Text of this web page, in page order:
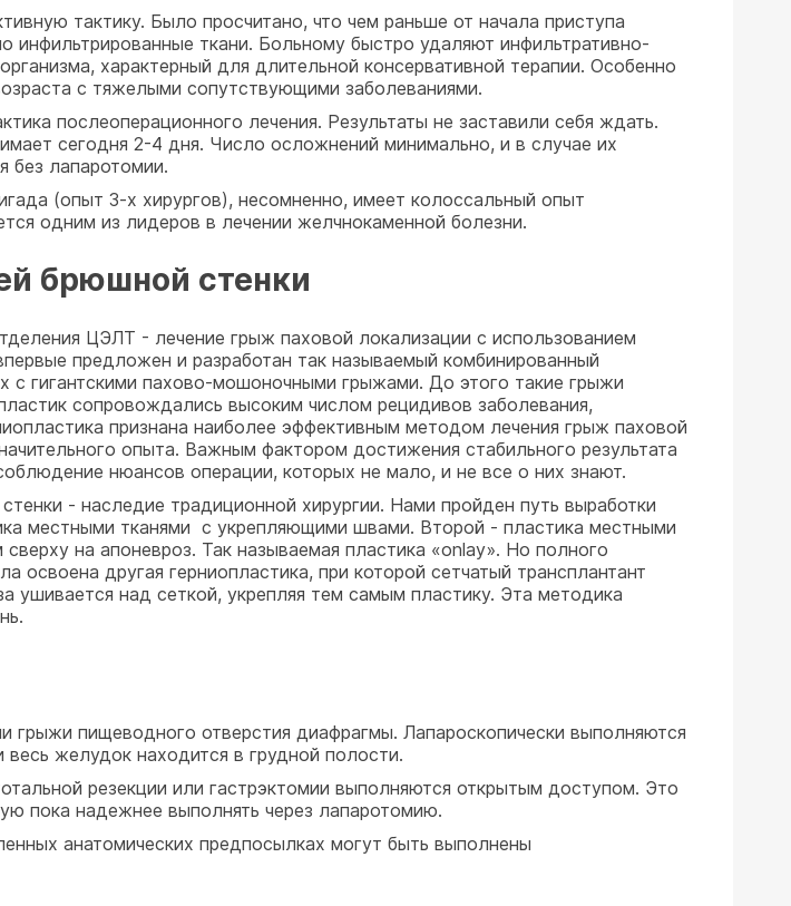
тактику. Было просчитано, что чем раньше от начала приступа
инфильтрированные ткани. Больному быстро удаляют инфильтративно-
характерный для длительной консервативной терапии. Особенно
с тяжелыми сопутствующими заболеваниями.
послеоперационного лечения. Результаты не заставили себя ждать.
сегодня 2-4 дня. Число осложнений минимально, и в случае их
без лапаротомии.
(опыт 3-х хирургов), несомненно, имеет колоссальный опыт
одним из лидеров в лечении желчнокаменной болезни.
брюшной стенки
ЦЭЛТ - лечение грыж паховой локализации с использованием
предложен и разработан так называемый комбинированный
с гигантскими пахово-мошоночными грыжами. До этого такие грыжи
сопровождались высоким числом рецидивов заболевания,
признана наиболее эффективным методом лечения грыж паховой
опыта. Важным фактором достижения стабильного результата
нюансов операции, которых не мало, и не все о них знают.
- наследие традиционной хирургии. Нами пройден путь выработки
местными тканями с укрепляющими швами. Второй - пластика местными
на апоневроз. Так называемая пластика «onlay». Но полного
другая герниопластика, при которой сетчатый трансплантант
ушивается над сеткой, укрепляя тем самым пластику. Эта методика
грыжи пищеводного отверстия диафрагмы. Лапароскопически выполняются
желудок находится в грудной полости.
резекции или гастрэктомии выполняются открытым доступом. Это
пока надежнее выполнять через лапаротомию.
анатомических предпосылках могут быть выполнены